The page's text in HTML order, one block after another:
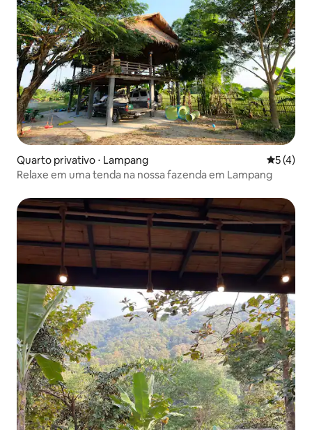
Quarto privativo ⋅ Lampang 5 de
5 (4)
Relaxe em uma tenda na nossa fazenda em Lampang